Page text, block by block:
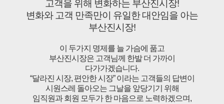
고객을 위해 변화하는 부산진시장!
변화와 고객 만족만이 유일한 대안임을 아는
부산진시장!
이 두가지 명제를 늘 가슴에 품고
부산진시장은 고객님께 한발 더 가까이
다가가겠습니다.
“달라진 시장, 편안한 시장” 이라는 고객들의 답변이
시원스레 돌아오는 그날을 앞당기기 위해
임직원과 회원 모두가 한 마음으로 노력하겠으며,